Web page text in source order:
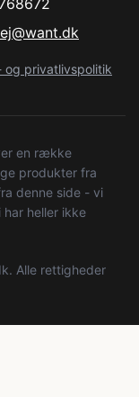
og privatlivspolitik
en række
produkter fra
denne side - vi
heller ikke
Alle rettigheder